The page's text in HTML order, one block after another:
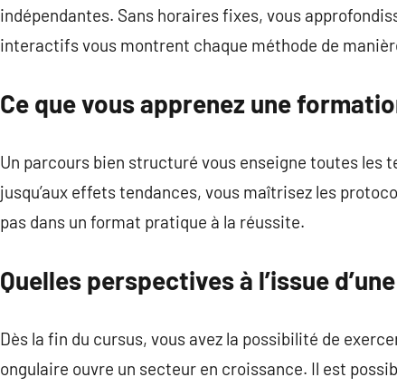
indépendantes. Sans horaires fixes, vous
interactifs vous montrent chaque méthode de
Ce que vous apprenez une
Un parcours bien structuré vous enseigne toutes les
jusqu’aux effets tendances, vous maîtrisez les
pas dans un format pratique à la réussite.
Quelles perspectives à l’issue
Dès la fin du cursus, vous avez la possibilité de
ongulaire ouvre un secteur en croissance. Il est